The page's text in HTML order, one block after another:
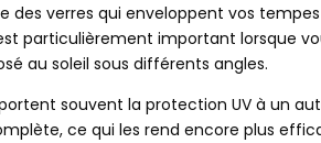
verres qui enveloppent vos
particulièrement important lorsque
au soleil sous différents angles.
souvent la protection UV à un
ce qui les rend encore plus